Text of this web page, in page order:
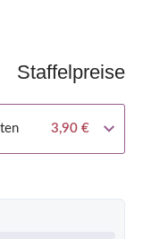
Staffelpreise
3,90 €